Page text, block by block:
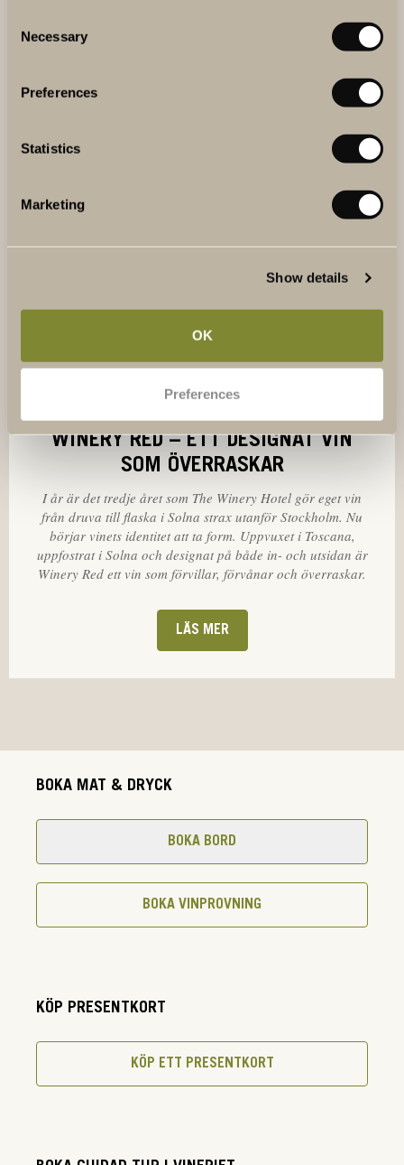
Selection
Necessary
Preferences
Statistics
Marketing
Show details
OK
Preferences
Flera ton druvor, hårt arbetande vingårdsarbetare, gäster
och skolelever som fick uppleva en dag de sent ska
WINERY RED – ETT DESIGNAT VIN
SOM ÖVERRASKAR
I år är det tredje året som The Winery Hotel gör eget vin
från druva till flaska i Solna strax utanför Stockholm. Nu
börjar vinets identitet att ta form. Uppvuxet i Toscana,
uppfostrat i Solna och designat på både in- och utsidan är
Winery Red ett vin som förvillar, förvånar och överraskar.
LÄS MER
BOKA MAT & DRYCK
BOKA BORD
BOKA VINPROVNING
KÖP PRESENTKORT
KÖP ETT PRESENTKORT